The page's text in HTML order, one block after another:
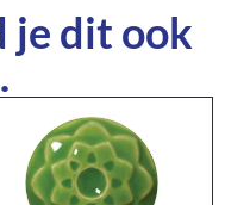
je dit ook